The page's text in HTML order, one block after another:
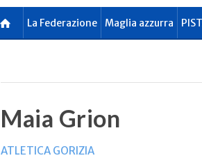
La Federazione Maglia azzurra
Maia Grion
ATLETICA GORIZIA